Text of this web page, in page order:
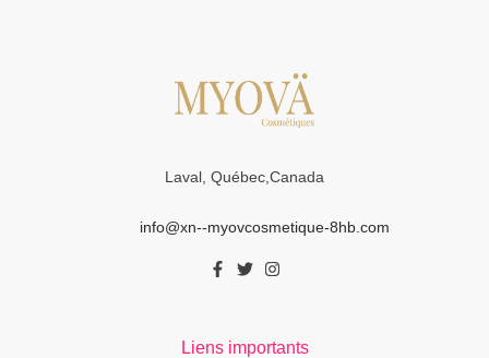
Laval, Québec,Canada
info@xn--myovcosmetique-8hb.com
Liens importants